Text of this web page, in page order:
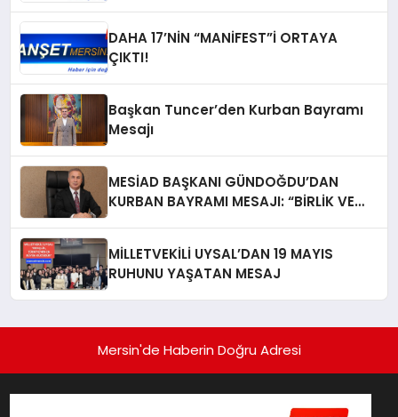
DAHA 17’NİN “MANİFEST”İ ORTAYA
ÇIKTI!
Başkan Tuncer’den Kurban Bayramı
Mesajı
MESİAD BAŞKANI GÜNDOĞDU’DAN
KURBAN BAYRAMI MESAJI: “BİRLİK VE
MİLLETVEKİLİ UYSAL’DAN 19 MAYIS
RUHUNU YAŞATAN MESAJ
Mersin'de Haberin Doğru Adresi